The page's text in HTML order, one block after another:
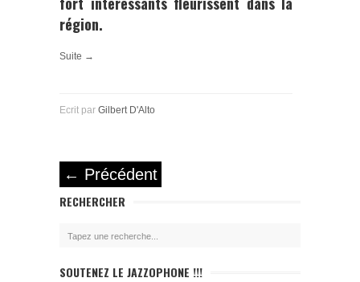
région.
Suite →
Ecrit par Gilbert D'Alto
← Précédent
RECHERCHER
SOUTENEZ LE JAZZOPHONE !!!